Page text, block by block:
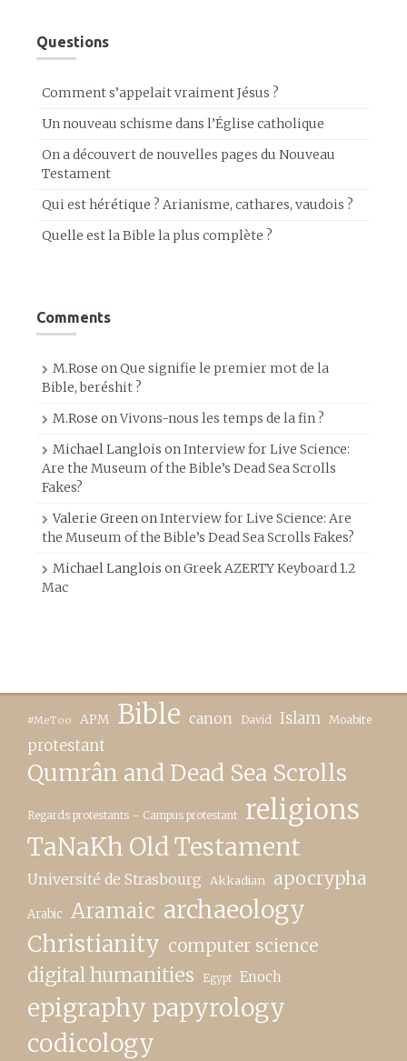
Questions
Comment s’appelait vraiment Jésus ?
Un nouveau schisme dans l’Église catholique
On a découvert de nouvelles pages du Nouveau
Testament
Qui est hérétique ? Arianisme, cathares, vaudois ?
Quelle est la Bible la plus complète ?
Comments
M.Rose onQue signifie le premier mot de la
Bible, beréshit ?
M.Rose onVivons-nous les temps de la fin ?
Michael Langlois onInterview for Live Science:
Are the Museum of the Bible’s Dead Sea Scrolls
Fakes?
Valerie GreenonInterview for Live Science: Are
the Museum of the Bible’s Dead Sea Scrolls Fakes?
Michael Langlois onGreek AZERTY Keyboard 1.2
Mac
#MeToo APM Bible canon David Islam Moabite
protestant
Qumrân and Dead Sea Scrolls
Regards protestants – Campus protestant religions
TaNaKh Old Testament
Université de Strasbourg Akkadian apocrypha
Arabic Aramaic archaeology
Christianity computer science
digital humanities Egypt Enoch
epigraphy papyrology
codicology